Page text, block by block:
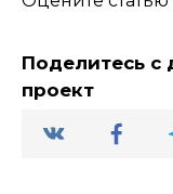
Поделитесь с
проект